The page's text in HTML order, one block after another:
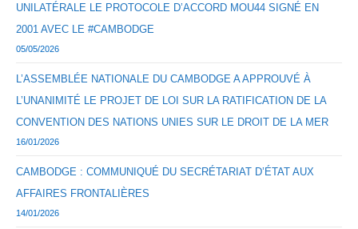
UNILATÉRALE LE PROTOCOLE D’ACCORD MOU44 SIGNÉ EN
2001 AVEC LE #CAMBODGE
05/05/2026
L’ASSEMBLÉE NATIONALE DU CAMBODGE A APPROUVÉ À
L’UNANIMITÉ LE PROJET DE LOI SUR LA RATIFICATION DE LA
CONVENTION DES NATIONS UNIES SUR LE DROIT DE LA MER
16/01/2026
CAMBODGE : COMMUNIQUÉ DU SECRÉTARIAT D’ÉTAT AUX
AFFAIRES FRONTALIÈRES
14/01/2026